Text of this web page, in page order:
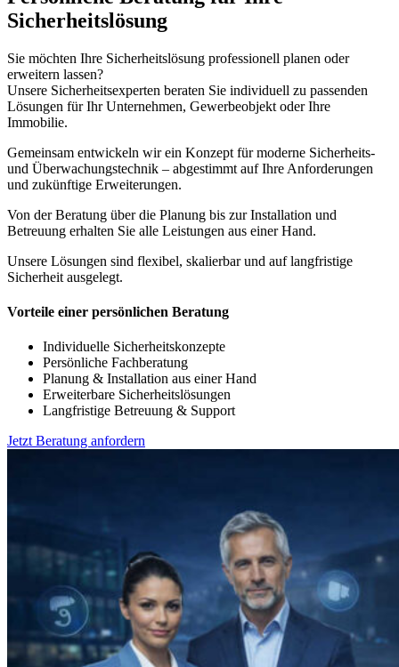
Sicherheitslösung
Sie möchten Ihre Sicherheitslösung professionell planen oder
erweitern lassen?
Unsere Sicherheitsexperten beraten Sie individuell zu passenden
Lösungen für Ihr Unternehmen, Gewerbeobjekt oder Ihre
Immobilie.
Gemeinsam entwickeln wir ein Konzept für moderne Sicherheits-
und Überwachungstechnik – abgestimmt auf Ihre Anforderungen
und zukünftige Erweiterungen.
Von der Beratung über die Planung bis zur Installation und
Betreuung erhalten Sie alle Leistungen aus einer Hand.
Unsere Lösungen sind flexibel, skalierbar und auf langfristige
Sicherheit ausgelegt.
Vorteile einer persönlichen Beratung
Individuelle Sicherheitskonzepte
Persönliche Fachberatung
Planung & Installation aus einer Hand
Erweiterbare Sicherheitslösungen
Langfristige Betreuung & Support
Jetzt Beratung anfordern